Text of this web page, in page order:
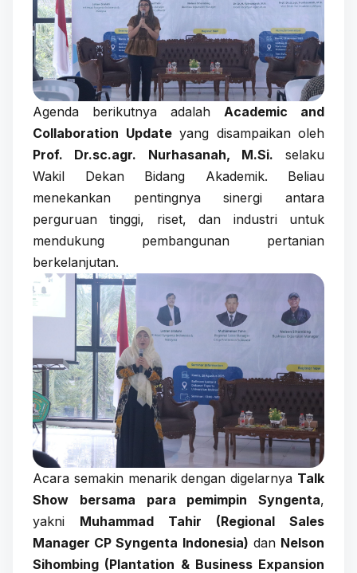
Agenda berikutnya adalah Academic and
Collaboration Updateyang disampaikan oleh
Prof. Dr.sc.agr. Nurhasanah, M.Si. selaku
Wakil Dekan Bidang Akademik. Beliau
menekankan pentingnya sinergi antara
perguruan tinggi, riset, dan industri untuk
mendukung pembangunan pertanian
berkelanjutan.
Acara semakin menarik dengan digelarnya Talk
Show bersama para pemimpin Syngenta,
yakni Muhammad Tahir (Regional Sales
Manager CP Syngenta Indonesia) dan Nelson
Sihombing (Plantation & Business Expansion